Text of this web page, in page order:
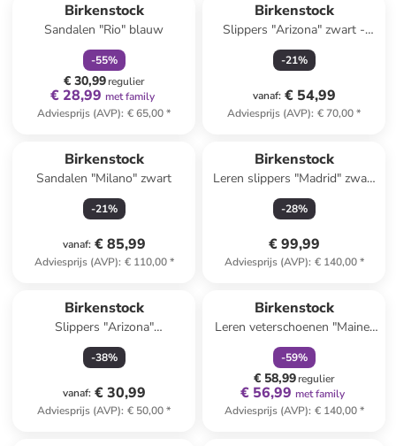
Birkenstock
Sandalen "Rio" blauw
-55%
€ 30,99regulier
€ 28,99 met family
Adviesprijs (AVP): € 65,00*
Birkenstock
Slippers "Arizona" zwart -
wijdte S
-21%
vanaf: € 54,99
Adviesprijs (AVP): € 70,00*
Birkenstock
Sandalen "Milano" zwart
-21%
vanaf: € 85,99
Adviesprijs (AVP): € 110,00*
Birkenstock
Leren slippers "Madrid" zwart
- wijdte S
-28%
€ 99,99
Adviesprijs (AVP): € 140,00*
Birkenstock
Slippers "Arizona"
donkerblauw
-38%
vanaf: € 30,99
Adviesprijs (AVP): € 50,00*
Birkenstock
Leren veterschoenen "Maine"
kaki
-59%
€ 58,99regulier
€ 56,99 met family
Adviesprijs (AVP): € 140,00*